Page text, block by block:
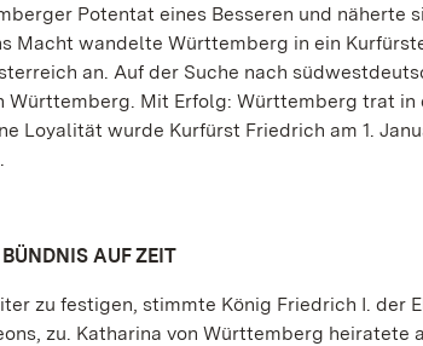
Potentat eines Besseren und näherte
Macht wandelte Württemberg in ein
an. Auf der Suche nach
Württemberg. Mit Erfolg: Württemberg trat in
Loyalität wurde Kurfürst Friedrich am 1.
AUF ZEIT
zu festigen, stimmte König Friedrich I. der
zu. Katharina von Württemberg heiratete